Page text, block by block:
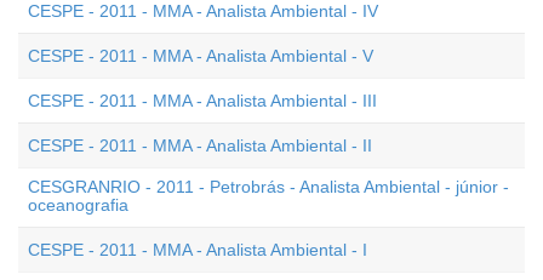
CESPE - 2011 - MMA - Analista Ambiental - IV
CESPE - 2011 - MMA - Analista Ambiental - V
CESPE - 2011 - MMA - Analista Ambiental - III
CESPE - 2011 - MMA - Analista Ambiental - II
CESGRANRIO - 2011 - Petrobrás - Analista Ambiental - júnior -
oceanografia
CESPE - 2011 - MMA - Analista Ambiental - I